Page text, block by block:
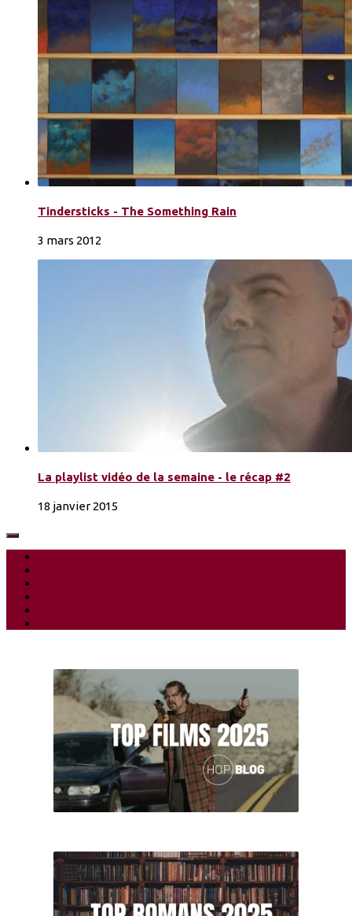
Tindersticks - The Something Rain
3 mars 2012
La playlist vidéo de la semaine - le récap #2
18 janvier 2015